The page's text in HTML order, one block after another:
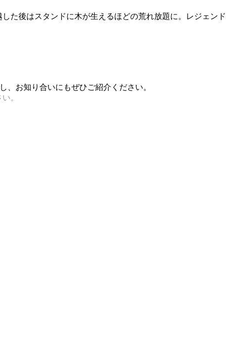
た後はスタンドに木が生えるほどの荒れ放題に。レジェンド
、お知り合いにもぜひご紹介ください。
。